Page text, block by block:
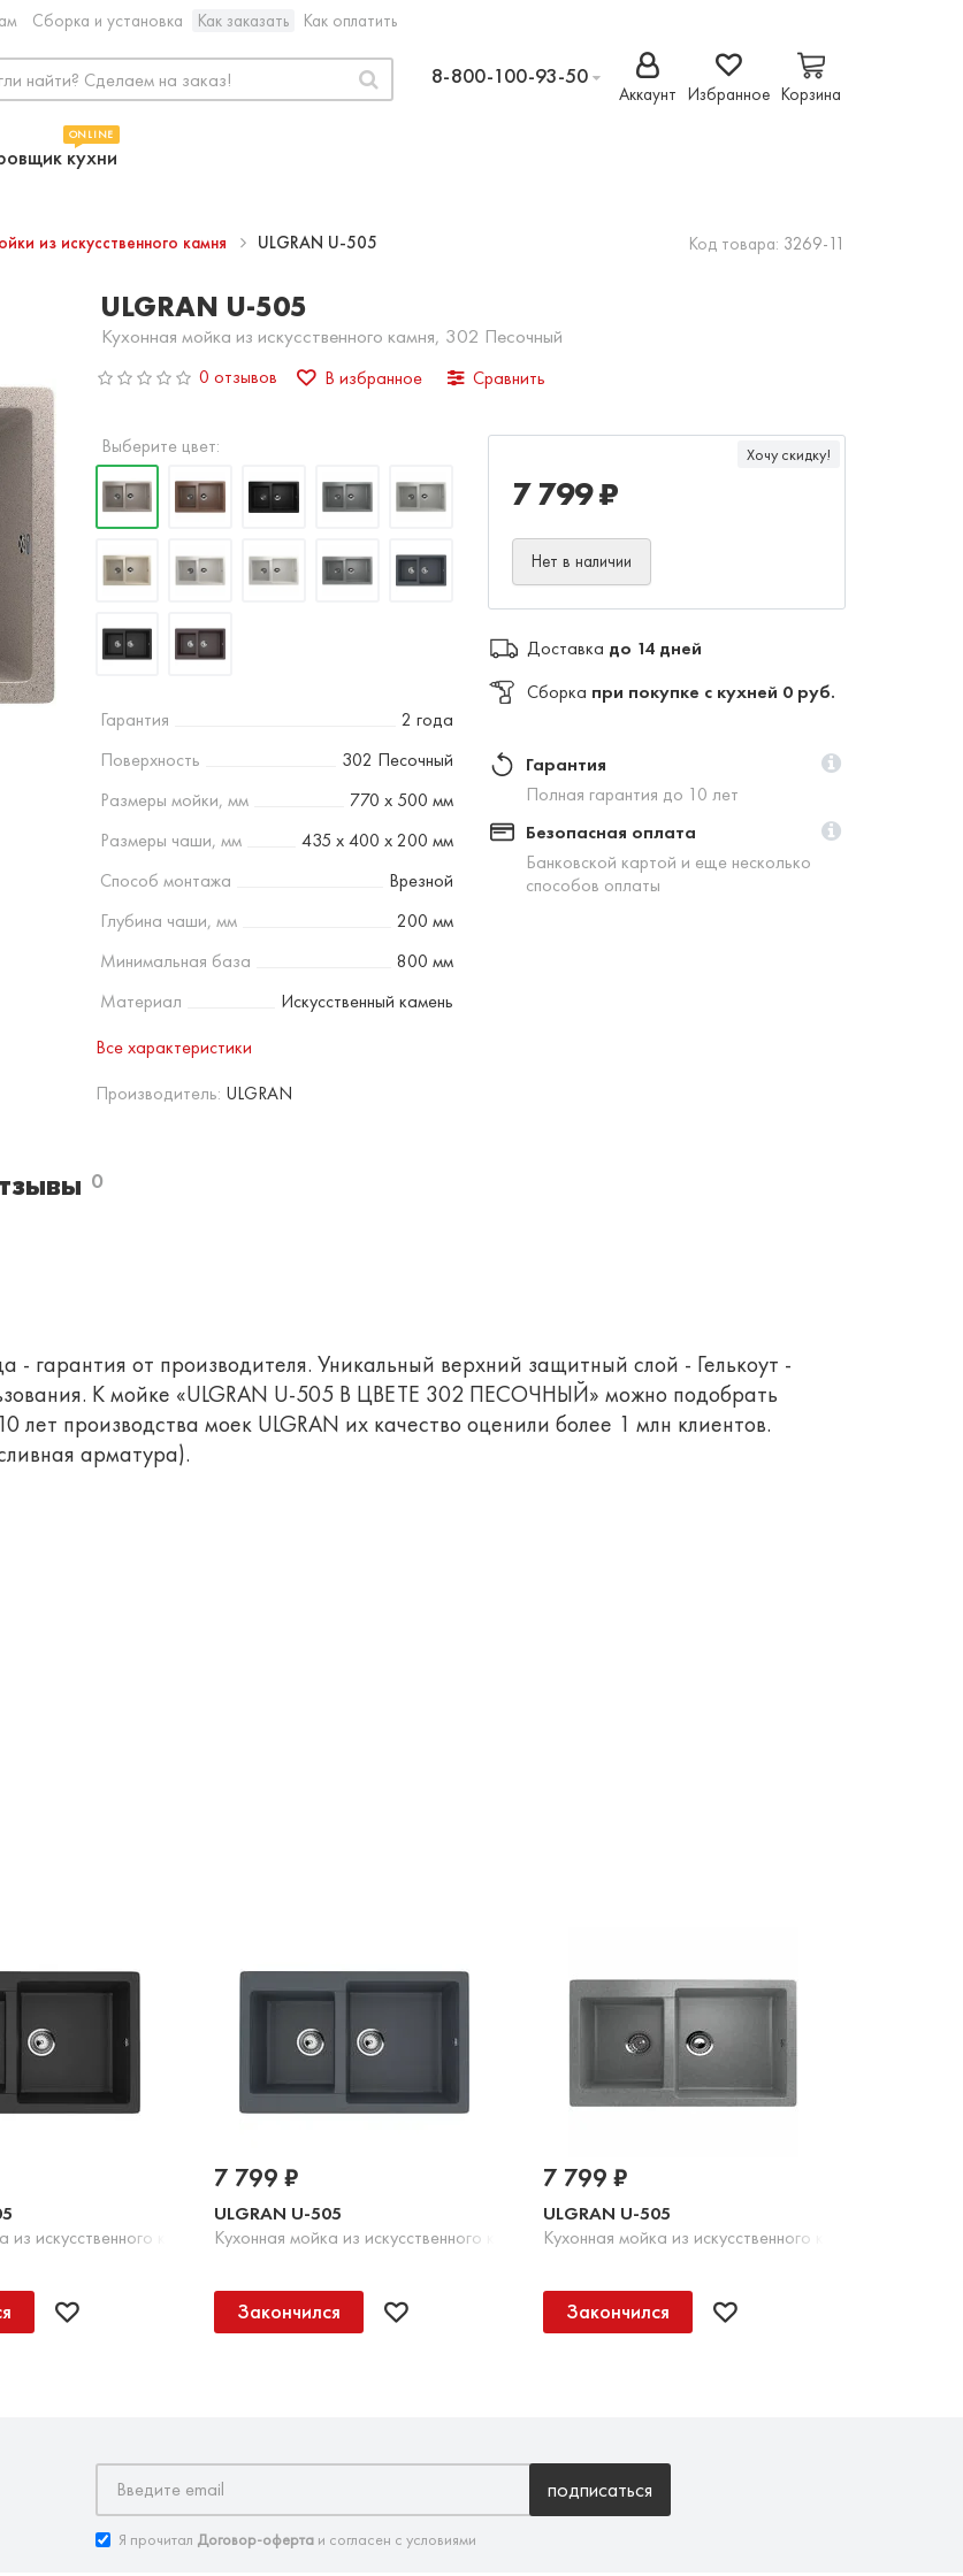
Сборка и установка Как заказать Как оплатить
8-800-100-93-50
Аккаунт Избранное Корзина
ONLINE
кухни
из искусственного камня ULGRAN U-505 Код товара: 3269-11
ULGRAN U-505
Кухонная мойка из искусственного камня, 302 Песочный
0 отзывов В избранное Сравнить
Выберите цвет:
Гарантия
2 года
Поверхность
302 Песочный
Размеры мойки, мм
770 х 500 мм
Размеры чаши, мм
435 х 400 х 200 мм
Способ монтажа
Врезной
Глубина чаши, мм
200 мм
Минимальная база
800 мм
Материал
Искусственный камень
Все характеристики
Производитель: ULGRAN
Хочу скидку!
7 799 ₽
Нет в наличии
Доставка до 14 дней
Сборка при покупке с кухней 0 руб.
Гарантия
Полная гарантия до 10 лет
Безопасная оплата
Банковской картой и еще несколько
способов оплаты
0
- гарантия от производителя. Уникальный верхний защитный слой - Гелькоут -
К мойке «ULGRAN U-505 В ЦВЕТЕ 302 ПЕСОЧНЫЙ» можно подобрать
производства моек ULGRAN их качество оценили более 1 млн клиентов.
арматура).
из искусственного камня, 344 Ультра-черный
ULGRAN U-505
Кухонная мойка из искусственного камня, 343 Антрацит
7 799 ₽
Закончился
ULGRAN U-505
Кухонная мойка из искусственного камня, 342
7 799 ₽
Закончился
подписаться
Я прочитал Договор-офертаи согласен с условиями